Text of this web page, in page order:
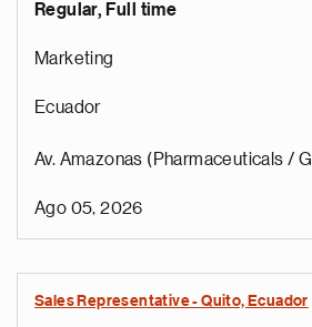
Regular, Full time
Marketing
Ecuador
Av. Amazonas (Pharmaceuticals /
Ago 05, 2026
Sales Representative - Quito, Ecuador